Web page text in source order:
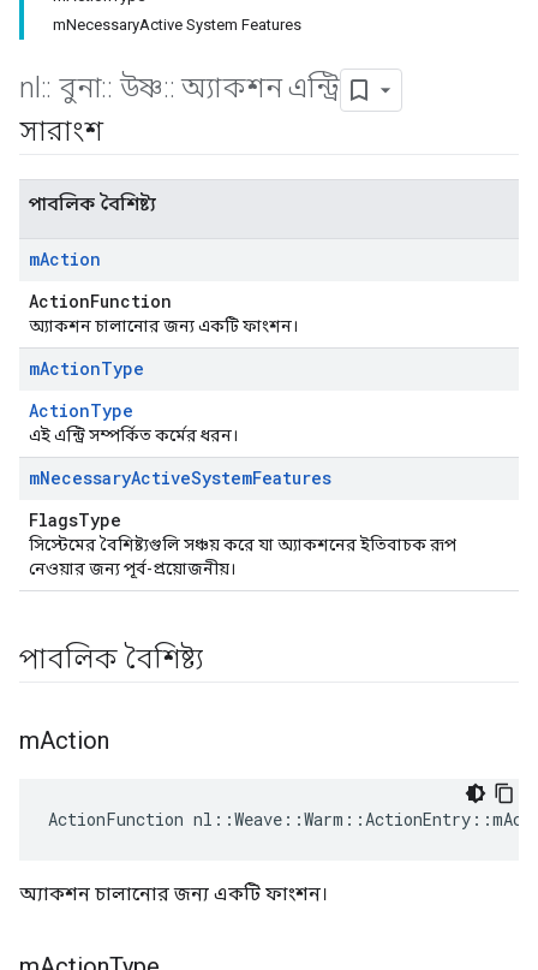
mNecessaryActive System Features
nl :: বুনা:: উষ্ণ:: অ্যাকশন এন্ট্রি
সারাংশ
পাবলিক বৈশিষ্ট্য
mAction
ActionFunction
অ্যাকশন চালানোর জন্য একটি ফাংশন।
mActionType
ActionType
এই এন্ট্রি সম্পর্কিত কর্মের ধরন।
mNecessaryActiveSystemFeatures
FlagsType
সিস্টেমের বৈশিষ্ট্যগুলি সঞ্চয় করে যা অ্যাকশনের ইতিবাচক রূপ
নেওয়ার জন্য পূর্ব-প্রয়োজনীয়।
পাবলিক বৈশিষ্ট্য
mAction
ActionFunction
অ্যাকশন চালানোর জন্য একটি ফাংশন।